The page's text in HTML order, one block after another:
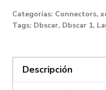
X431
Categorías: Connectors,
Tags: Dbscar, Dbscar 1,
Descripción